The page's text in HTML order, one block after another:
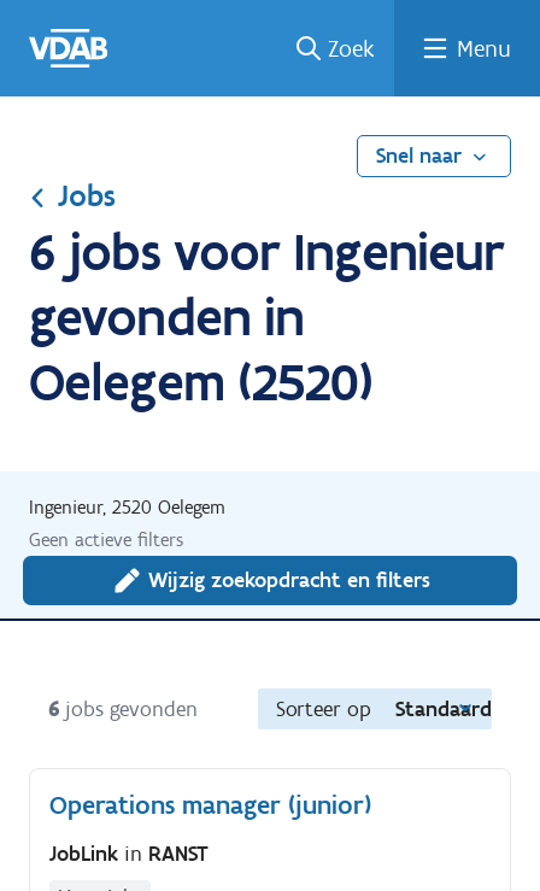
naar
een
een
job
naar
Zoek Menu
Snel naar
Jobs
6 jobs voor Ingenieur
gevonden in
Oelegem (2520)
Ingenieur, 2520 Oelegem
Geen actieve filters
Wijzig zoekopdracht en filters
6 jobs gevonden Sorteer op Standaard
Operations manager (junior)
JobLink in RANST